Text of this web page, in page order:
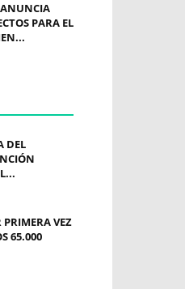
ANUNCIA
PARA EL
DEL
PRIMERA VEZ
65.000